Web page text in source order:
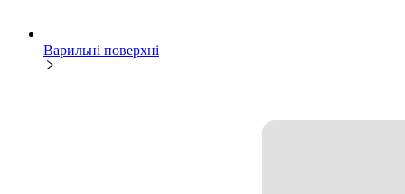
Варильні поверхні